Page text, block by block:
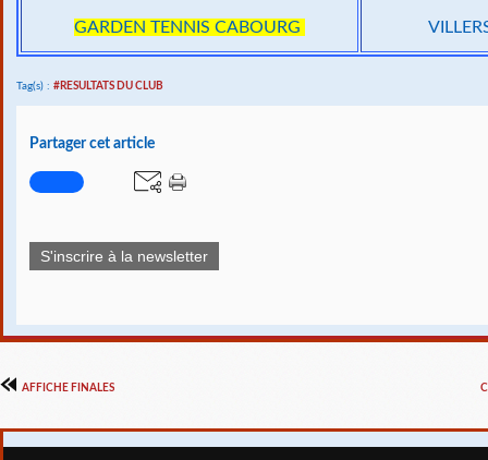
GARDEN TENNIS CABOURG
Tag(s) : #RESULTATS DU CLUB
Partager cet article
S'inscrire à la newsletter
AFFICHE FINALES